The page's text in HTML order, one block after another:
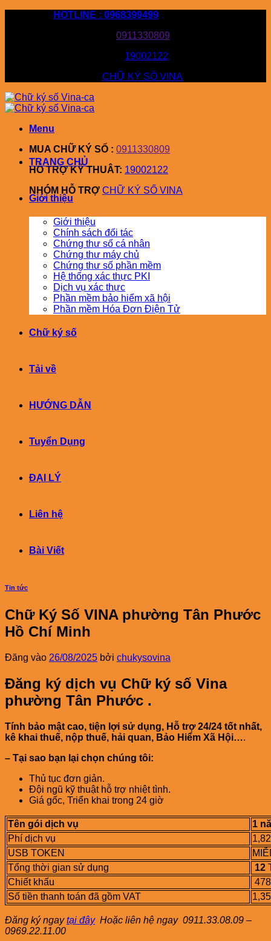
HOTLINE : 0968399499
0911330809
19002122
CHỮ KÝ SỐ VINA
Menu
MUA CHỮ KÝ SỐ : 0911330809
HỖ TRỢ KỸ THUÂT: 19002122
NHÓM HỖ TRỢ CHỮ KÝ SỐ VINA
TRANG CHỦ
Giới thiệu
Giới thiệu
Chính sách đối tác
Chứng thư số cá nhân
Chứng thư máy chủ
Chứng thư số phần mềm
Hệ thống xác thực PKI
Dịch vụ xác thực
Phần mềm bảo hiểm xã hội
Phần mềm Hóa Đơn Điện Tử
Chữ ký số
Tải về
HƯỚNG DẪN
Tuyển Dụng
ĐẠI LÝ
Liên hệ
Bài Viết
Tin tức
Chữ Ký Số VINA phường Tân Phước
Hồ Chí Minh
Đăng vào 26/08/2025 bởi chukysovina
Đăng ký dịch vụ Chữ ký số Vina
phường Tân Phước .
Tính bảo mật cao, tiện lợi sử dụng, Hỗ trợ 24/24 tốt nhất,
kê khai thuế, nộp thuế, hải quan, Bảo Hiểm Xã Hội….
– Tại sao bạn lại chọn chúng tôi:
Thủ tục đơn giản.
Đội ngũ kỹ thuật hỗ trợ nhiệt tình.
Giá gốc, Triển khai trong 24 giờ
Tên gói dịch vụ
1
Phí dịch vụ
USB TOKEN
Tổng thời gian sử dụng
12
Chiết khấu
Số tiền thanh toán đã gồm VAT
Đăng ký ngaytại đâyHoặc liên hệ ngay 0911.33.08.09 –
0969.22.11.00